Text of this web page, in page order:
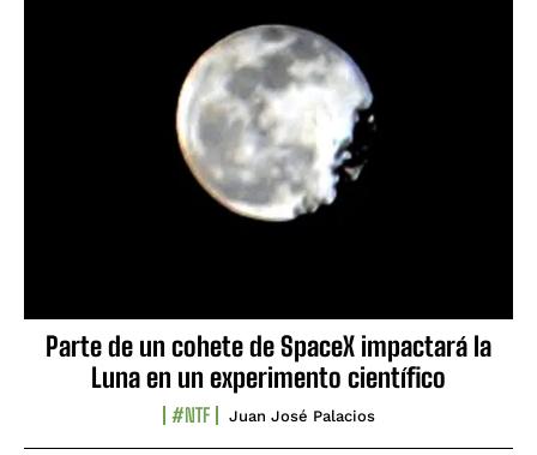
Parte de un cohete de SpaceX impactará la
Luna en un experimento científico
#NTF Juan José Palacios